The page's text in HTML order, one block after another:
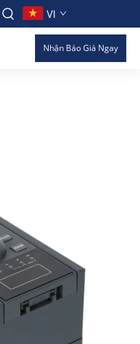
VI
Nhận Báo Giá Ngay